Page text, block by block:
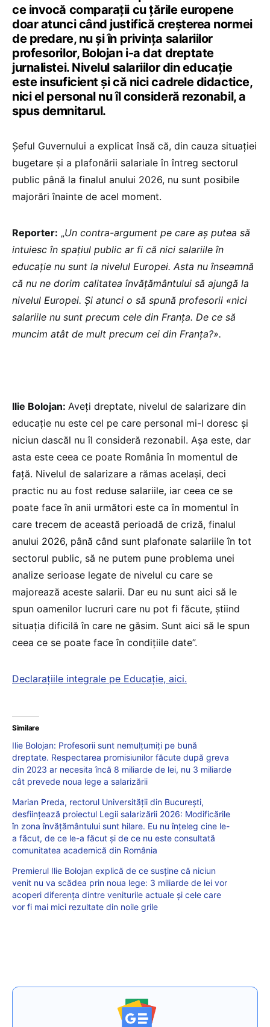
ce invocă comparații cu țările europene
doar atunci când justifică creșterea normei
de predare, nu și în privința salariilor
profesorilor, Bolojan i-a dat dreptate
jurnalistei. Nivelul salariilor din educație
este insuficient și că nici cadrele didactice,
nici el personal nu îl consideră rezonabil, a
spus demnitarul.
Șeful Guvernului a explicat însă că, din cauza situației
bugetare și a plafonării salariale în întreg sectorul
public până la finalul anului 2026, nu sunt posibile
majorări înainte de acel moment.
Reporter: „Un contra-argument pe care aș putea să
intuiesc în spațiul public ar fi că nici salariile în
educație nu sunt la nivelul Europei. Asta nu înseamnă
că nu ne dorim calitatea învățământului să ajungă la
nivelul Europei. Și atunci o să spună profesorii «nici
salariile nu sunt precum cele din Franța. De ce să
muncim atât de mult precum cei din Franța?».
Ilie Bolojan: Aveți dreptate, nivelul de salarizare din
educație nu este cel pe care personal mi-l doresc și
niciun dascăl nu îl consideră rezonabil. Așa este, dar
asta este ceea ce poate România în momentul de
față. Nivelul de salarizare a rămas același, deci
practic nu au fost reduse salariile, iar ceea ce se
poate face în anii următori este ca în momentul în
care trecem de această perioadă de criză, finalul
anului 2026, până când sunt plafonate salariile în tot
sectorul public, să ne putem pune problema unei
analize serioase legate de nivelul cu care se
majorează aceste salarii. Dar eu nu sunt aici să le
spun oamenilor lucruri care nu pot fi făcute, știind
situația dificilă în care ne găsim. Sunt aici să le spun
ceea ce se poate face în condițiile date”.
Declarațiile integrale pe Educație, aici.
Similare
Ilie Bolojan: Profesorii sunt nemulțumiți pe bună
dreptate. Respectarea promisiunilor făcute după greva
din 2023 ar necesita încă 8 miliarde de lei, nu 3 miliarde
cât prevede noua lege a salarizării
Marian Preda, rectorul Universității din București,
desființează proiectul Legii salarizării 2026: Modificările
în zona învățământului sunt hilare. Eu nu înțeleg cine le-
a făcut, de ce le-a făcut și de ce nu este consultată
comunitatea academică din România
Premierul Ilie Bolojan explică de ce susține că niciun
venit nu va scădea prin noua lege: 3 miliarde de lei vor
acoperi diferența dintre veniturile actuale și cele care
vor fi mai mici rezultate din noile grile